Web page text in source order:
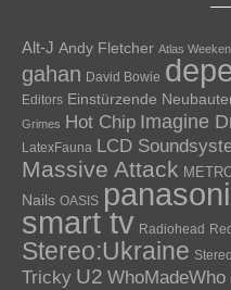
Alt-J Andy Fletcher Atlas
gahan David Bowie
Editors Einstürzende
Grimes Hot Chip Imagine
LatexFauna LCD
Massive Attack
Nails OASIS
smart tv Radiohead
Stereo:Ukraine
Tricky U2 WhoMadeWho